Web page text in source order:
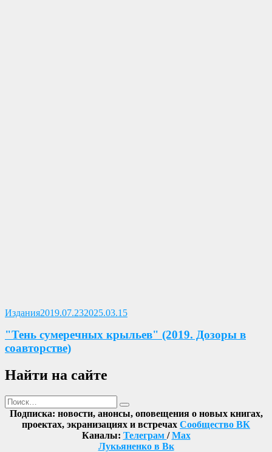
ИзданияОпубликовано
2019.07.232025.03.15
"Тень сумеречных крыльев" (2019. Дозоры в
соавторстве)
Найти на сайте
Поиск
Найти
Подписка: новости, анонсы, оповещения о новых книгах,
проектах, экранизациях и встречах Сообщество ВК
Каналы: Телеграм /Max
Лукьяненко в Вк